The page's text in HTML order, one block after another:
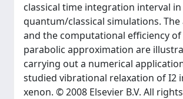
classical time integration interval
quantum/classical simulations. The
and the computational efficiency
parabolic approximation are
carrying out a numerical
studied vibrational relaxation of I2
xenon. © 2008 Elsevier B.V. All